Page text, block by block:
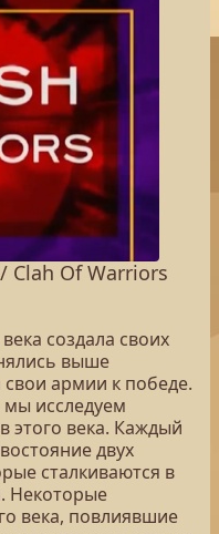
Clah Of Warriors
создала своих
выше
армии к победе.
мы исследуем
этого века. Каждый
двух
сталкиваются в
Некоторые
века, повлиявшие